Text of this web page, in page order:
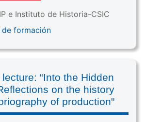
e Instituto de Historia-CSIC
formación
“Into the Hidden
on the history
of production"